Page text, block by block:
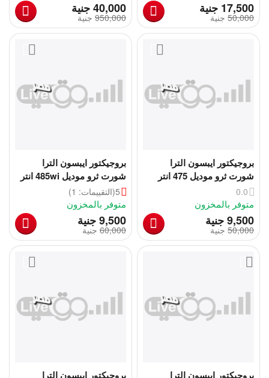
جنية 17,500
جنية 50,000
جنية‎40,000
جنية ‎950,000
بروجيكتور ايبسون الترا
شورت ثرو موديل 475 انتر
أكتيف | Epson 475wi
0.0
متوفر بالمخزون
جنية9,500
جنية 50,000
بروجيكتور ايبسون الترا
شورت ثرو موديل 485wi انتر
أكتيف | Epson 485wi
5(التقييمات: 1)
متوفر بالمخزون
جنية‎9,500
جنية ‎60,000
بروجيكتور ايبسون الترا
بروجيكتور ايبسون الترا